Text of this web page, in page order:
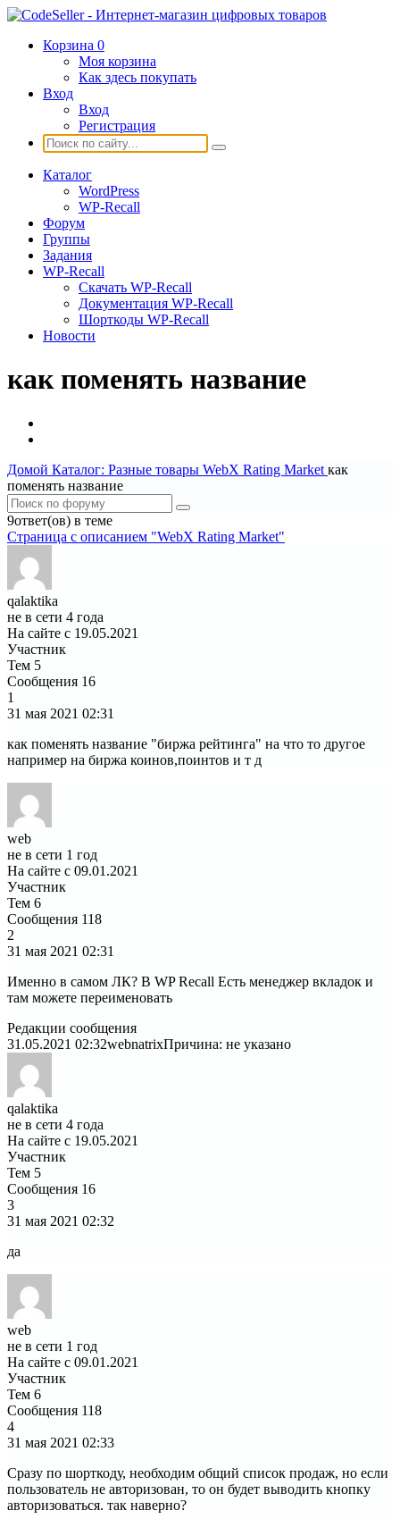
Корзина 0
Моя корзина
Как здесь покупать
Вход
Вход
Регистрация
Каталог
WordPress
WP-Recall
Форум
Группы
Задания
WP-Recall
Скачать WP-Recall
Документация WP-Recall
Шорткоды WP-Recall
Новости
как поменять название
Домой Каталог: Разные товары WebX Rating Market как
поменять название
9ответ(ов) в теме
Страница c описанием "WebX Rating Market"
qalaktika
не в сети 4 года
На сайте с 19.05.2021
Участник
Тем 5
Сообщения 16
1
31 мая 2021 02:31
как поменять название "биржа рейтинга" на что то другое
например на биржа коинов,поинтов и т д
web
не в сети 1 год
На сайте с 09.01.2021
Участник
Тем 6
Сообщения 118
2
31 мая 2021 02:31
Именно в самом ЛК? В WP Recall Есть менеджер вкладок и
там можете переименовать
Редакции сообщения
31.05.2021 02:32webnatrixПричина: не указано
qalaktika
не в сети 4 года
На сайте с 19.05.2021
Участник
Тем 5
Сообщения 16
3
31 мая 2021 02:32
да
web
не в сети 1 год
На сайте с 09.01.2021
Участник
Тем 6
Сообщения 118
4
31 мая 2021 02:33
Сразу по шорткоду, необходим общий список продаж, но если
пользователь не авторизован, то он будет выводить кнопку
авторизоваться. так наверно?